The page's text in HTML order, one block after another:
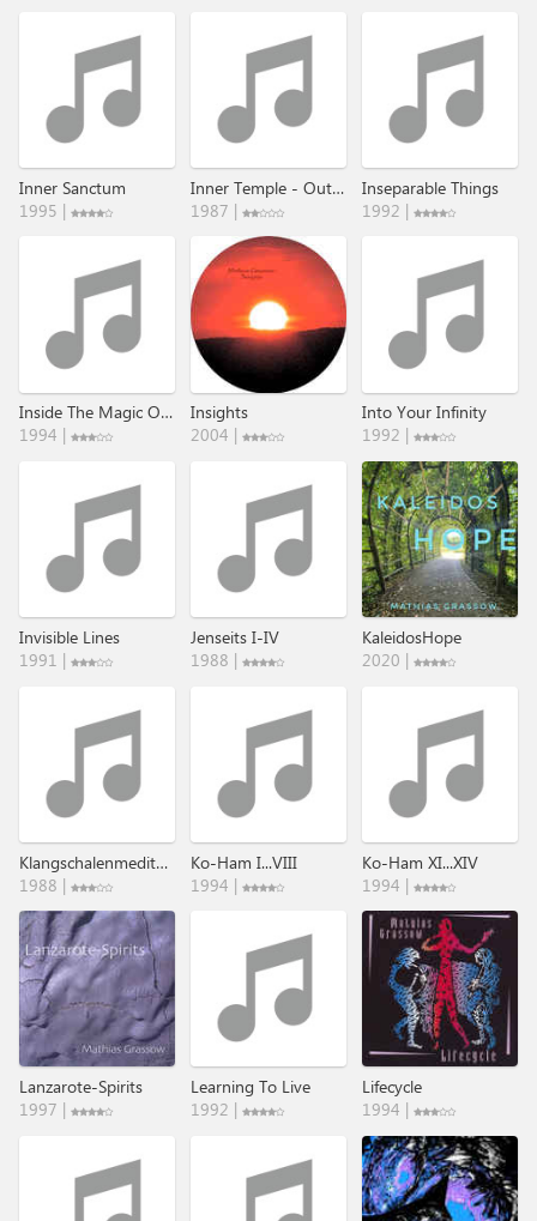
Inner Sanctum
1995 |
Inner Temple - Outer Space
1987 |
Inseparable Things
1992 |
Inside The Magic Of A Timeless Land
1994 |
Insights
2004 |
Into Your Infinity
1992 |
Invisible Lines
1991 |
Jenseits I-IV
1988 |
KaleidosHope
2020 |
Klangschalenmeditationen
1988 |
Ko-Ham I...VIII
1994 |
Ko-Ham XI...XIV
1994 |
Lanzarote-Spirits
1997 |
Learning To Live
1992 |
Lifecycle
1994 |